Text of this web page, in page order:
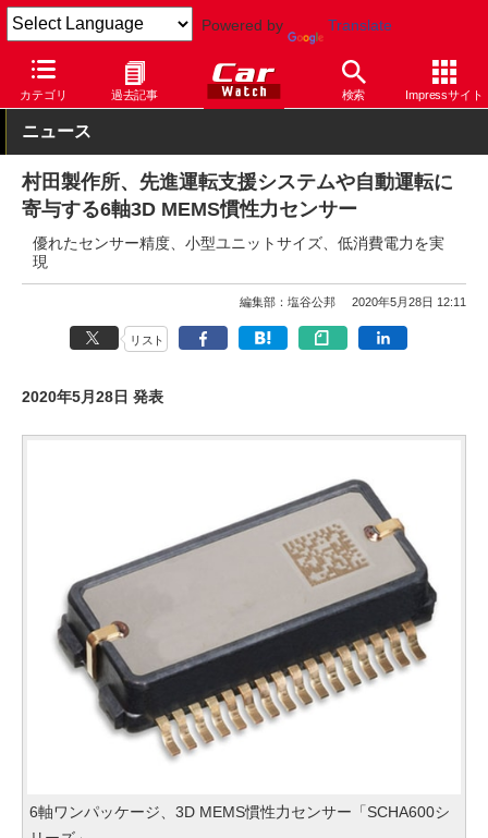
Powered by Translate
カテゴリ 過去記事 検索 Impressサイト
Car Watch 技術 安全 自動運転
ニュース
村田製作所、先進運転支援システムや自動運転に
寄与する6軸3D MEMS慣性力センサー
優れたセンサー精度、小型ユニットサイズ、低消費電力を実
現
編集部：塩谷公邦 2020年5月28日 12:11
リスト
2020年5月28日 発表
6軸ワンパッケージ、3D MEMS慣性力センサー「SCHA600シ